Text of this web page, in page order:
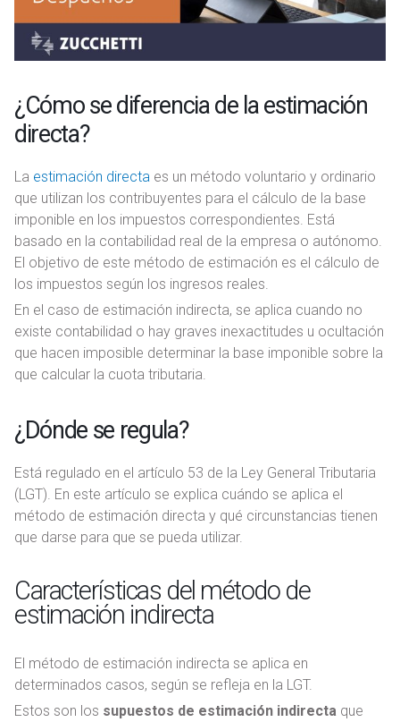
¿Cómo se diferencia de la estimación
directa?
La estimación directa es un método voluntario y ordinario
que utilizan los contribuyentes para el cálculo de la base
imponible en los impuestos correspondientes. Está
basado en la contabilidad real de la empresa o autónomo.
El objetivo de este método de estimación es el cálculo de
los impuestos según los ingresos reales.
En el caso de estimación indirecta, se aplica cuando no
existe contabilidad o hay graves inexactitudes u ocultación
que hacen imposible determinar la base imponible sobre la
que calcular la cuota tributaria.
¿Dónde se regula?
Está regulado en el artículo 53 de la Ley General Tributaria
(LGT). En este artículo se explica cuándo se aplica el
método de estimación directa y qué circunstancias tienen
que darse para que se pueda utilizar.
Características del método de
estimación indirecta
El método de estimación indirecta se aplica en
determinados casos, según se refleja en la LGT.
Estos son los supuestos de estimación indirecta que